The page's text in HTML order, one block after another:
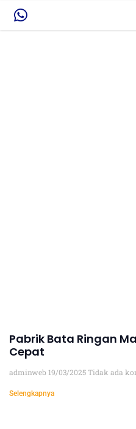
Pabrik Bata Ringan
Cepat
adminweb 19/03/2025Tidak ada
Selengkapnya